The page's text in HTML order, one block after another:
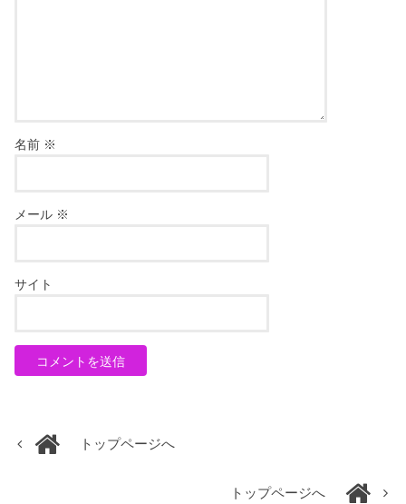
名前 ※
メール ※
サイト
トップページへ
トップページへ